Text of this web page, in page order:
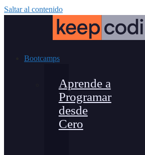
Saltar al contenido
Bootcamps
Aprende a
Programar
desde
Cero